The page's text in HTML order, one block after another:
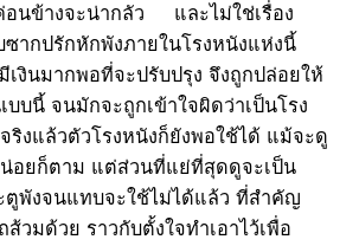
อนข้างจะน่ากลัว และไม่ใช่เรื่อง
ากปรักหักพังภายในโรงหนังแห่งนี้
เงินมากพอที่จะปรับปรุง จึงถูกปล่อยให้
บนี้ จนมักจะถูกเข้าใจผิดว่าเป็นโรง
งแล้วตัวโรงหนังก็ยังพอใช้ได้ แม้จะดู
อยก็ตาม แต่ส่วนที่แย่ที่สุดดูจะเป็น
ตูพังจนแทบจะใช้ไม่ได้แล้ว ที่สำคัญ
วมด้วย ราวกับตั้งใจทำเอาไว้เพื่อ